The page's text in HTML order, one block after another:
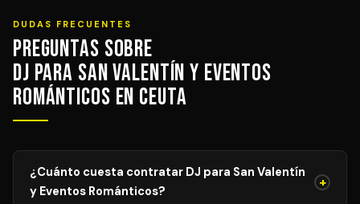
DUDAS FRECUENTES
Preguntas sobre
DJ para San Valentín y Eventos
Románticos en Ceuta
¿Cuánto cuesta contratar DJ para San Valentín
y Eventos Románticos?
+